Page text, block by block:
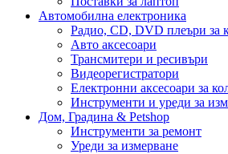
Автомобилна електроника
Радио, CD, DVD плеъри за
Авто аксесоари
Трансмитери и ресивъри
Видеорегистратори
Електронни аксесоари за
Инструменти и уреди за
Дом, Градина & Petshop
Инструменти за ремонт
Уреди за измерване